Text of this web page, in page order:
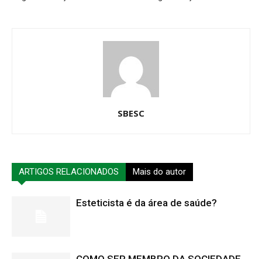
SBESC
ARTIGOS RELACIONADOS Mais do autor
Esteticista é da área de saúde?